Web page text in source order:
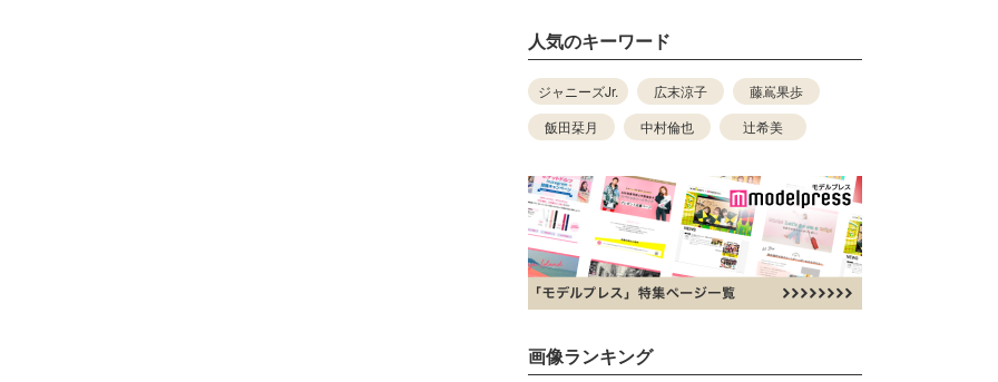
人気のキーワード
ジャニーズJr. 広末涼子
藤嶌果歩
飯田栞月
中村倫也 辻希美
画像ランキング